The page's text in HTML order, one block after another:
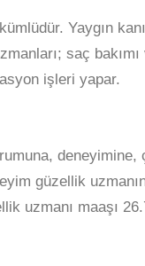
Yaygın
saç
işleri yapar.
deneyimine,
güzellik
uzmanı maaşı